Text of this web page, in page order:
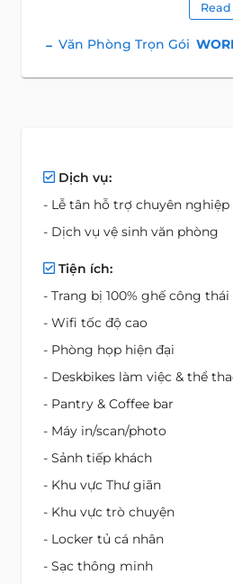
Văn Phòng Trọn Gói
Dịch vụ:
- Lễ tân hỗ trợ chuyên nghiệp
- Dịch vụ vệ sinh văn phòng
Tiện ích:
- Trang bị 100% ghế công thái
- Wifi tốc độ cao
- Phòng họp hiện đại
- Deskbikes làm việc & thể
- Pantry & Coffee bar
- Máy in/scan/photo
- Sảnh tiếp khách
- Khu vực Thư giãn
- Khu vực trò chuyện
- Locker tủ cá nhân
- Sạc thông minh